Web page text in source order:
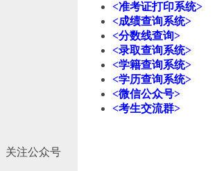
<准考证打印系统>
<成绩查询系统>
<分数线查询>
<录取查询系统>
<学籍查询系统>
<学历查询系统>
<微信公众号>
<考生交流群>
关注公众号